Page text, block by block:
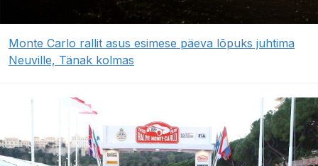
Monte Carlo rallit asus esimese päeva lõpuks juhtima
Neuville, Tänak kolmas